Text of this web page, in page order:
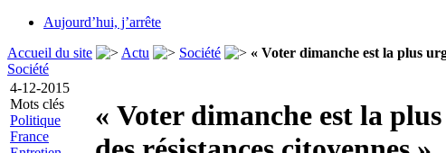
Aujourd’hui, j’arrête
Accueil du site
Actu Société
« Voter dimanche est la plus
Société
4-12-2015
Mots clés
Politique
France
« Voter dimanche est la